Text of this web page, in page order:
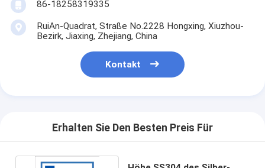
86-18258319335
RuiAn-Quadrat, Straße No.2228 Hongxing, Xiuzhou-
Bezirk, Jiaxing, Zhejiang, China
Kontakt
Erhalten Sie Den Besten Preis Für